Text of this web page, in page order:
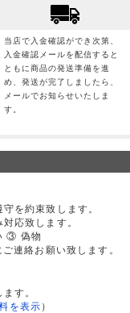
当店で入金確認ができ次第、
入金確認メールを配信すると
ともに商品の発送準備を進
め、発送が完了しましたら、
メールでお知らせいたしま
す。
を約束致します。
応致します。
③ 偽物
連絡お願い致します。
す。
を表示 ）